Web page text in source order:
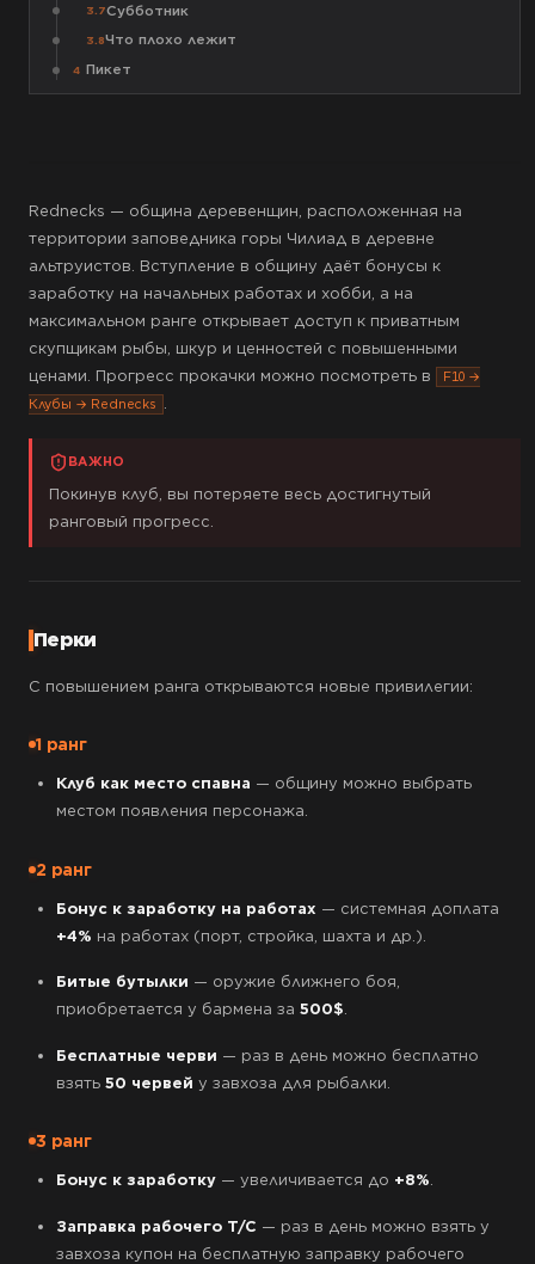
3.7Субботник
3.8Что плохо лежит
4 Пикет
Rednecks — община деревенщин, расположенная на
территории заповедника горы Чилиад в деревне
альтруистов. Вступление в общину даёт бонусы к
заработку на начальных работах и хобби, а на
максимальном ранге открывает доступ к приватным
скупщикам рыбы, шкур и ценностей с повышенными
ценами. Прогресс прокачки можно посмотреть в
F10 →
Клубы → Rednecks
.
ВАЖНО
Покинув клуб, вы потеряете весь достигнутый
ранговый прогресс.
Перки
С повышением ранга открываются новые привилегии:
1 ранг
Клуб как место спавна — общину можно выбрать
местом появления персонажа.
2 ранг
Бонус к заработку на работах — системная доплата
+4% на работах (порт, стройка, шахта и др.).
Битые бутылки — оружие ближнего боя,
приобретается у бармена за 500$.
Бесплатные черви — раз в день можно бесплатно
взять 50 червей у завхоза для рыбалки.
3 ранг
Бонус к заработку— увеличивается до +8%.
Заправка рабочего Т/С — раз в день можно взять у
завхоза купон на бесплатную заправку рабочего